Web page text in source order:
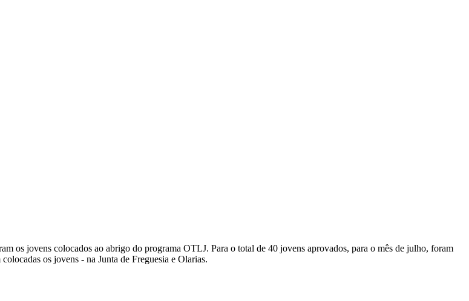
os jovens colocados ao abrigo do programa OTLJ. Para o total de 40 jovens aprovados, para o mês de julho, foram
os jovens - na Junta de Freguesia e Olarias.